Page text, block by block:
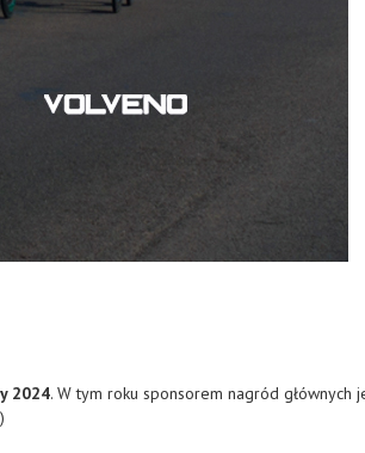
2024. W tym roku sponsorem nagród głównych